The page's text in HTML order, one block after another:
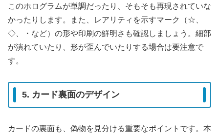
このホログラムが単調だったり、そもそも再現されていな
かったりします。また、レアリティを示すマーク（☆、
◇、・など）の形や印刷の鮮明さも確認しましょう。細部
が潰れていたり、形が歪んでいたりする場合は要注意で
す。
5. カード裏面のデザイン
カードの裏面も、偽物を見分ける重要なポイントです。本